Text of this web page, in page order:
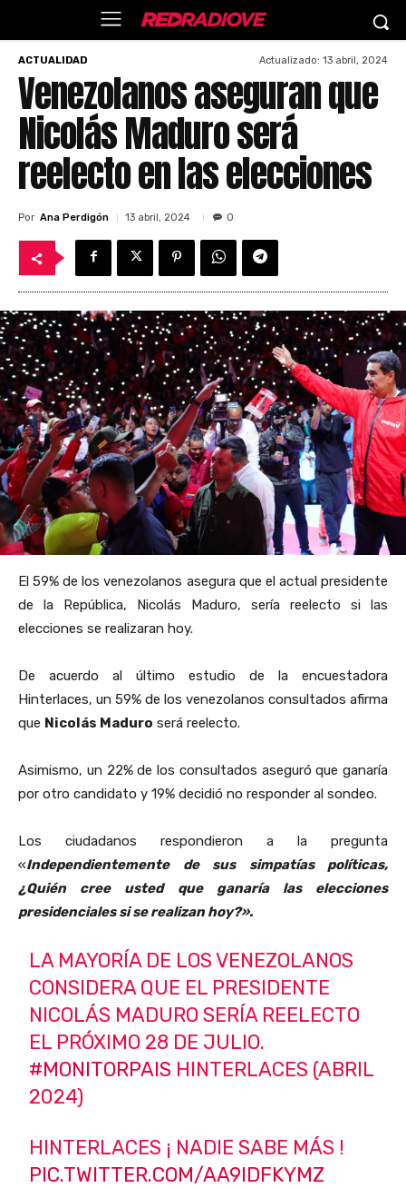
ACTUALIDAD Actualizado: 13 abril, 2024
Venezolanos aseguran que
Nicolás Maduro será
reelecto en las elecciones
Por Ana Perdigón 13 abril, 2024 0
El 59% de los venezolanos asegura que el actual presidente
de la República, Nicolás Maduro, sería reelecto si las
elecciones se realizaran hoy.
De acuerdo al último estudio de la encuestadora
Hinterlaces, un 59% de los venezolanos consultados afirma
que Nicolás Maduro será reelecto.
Asimismo, un 22% de los consultados aseguró que ganaría
por otro candidato y 19% decidió no responder al sondeo.
Los ciudadanos respondieron a la pregunta
«Independientemente de sus simpatías políticas,
¿Quién cree usted que ganaría las elecciones
presidenciales si se realizan hoy?».
LA MAYORÍA DE LOS VENEZOLANOS
CONSIDERA QUE EL PRESIDENTE
NICOLÁS MADURO SERÍA REELECTO
EL PRÓXIMO 28 DE JULIO.
#MONITORPAIS HINTERLACES (ABRIL
2024)
HINTERLACES ¡ NADIE SABE MÁS !
PIC.TWITTER.COM/AA9IDFKYMZ